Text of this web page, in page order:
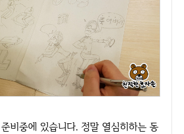
비중에 있습니다. 정말 열심히하는 동